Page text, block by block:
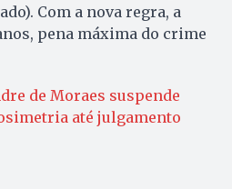
Com a nova regra, a
pena máxima do crime
de Moraes suspende
até julgamento